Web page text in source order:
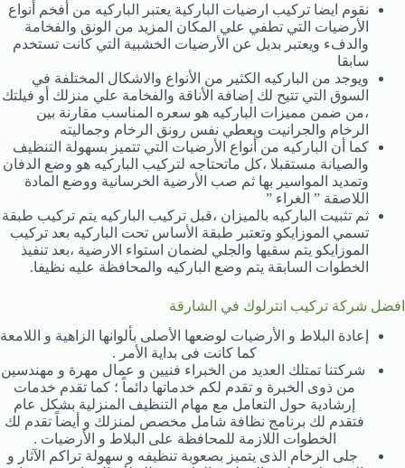
نقوم ايضا تركيب ارضيات الباركية يعتبر الباركيه من أفخم أنواع
الأرضيات التي تطفي علي المكان المزيد من الونق والفخامة
والدفء ويعتبر بديل عن الأرضيات الخشبية التي كانت تستخدم
سابقا
ويوجد من الباركيه الكثير من الأنواع والاشكال المختلفة في
السوق التي تتيح لك إضافة الأناقة والفخامة علي منزلك أو فيلتك
،من ضمن مميزات الباركيه هو سعره المناسب مقارنة بين
الرخام والجرانيت ويعطي نفس رونق الرخام وجماليته
كما أن الباركيه من أنواع الأرضيات التي تتميز بسهولة التنظيف
والصيانة مستقبلا ،كل ماتحتاجه لتركيب الباركيه هو وضع الدفان
وتمديد المواسير بها ثم صب الأرضية الخرسانية ووضع المادة
اللاصقة ” الغراء ”
ثم تثبيت الباركيه بالميزان ،قبل تركيب الباركيه يتم تركيب طبقة
تسمي الموزايكو وتعتبر طبقة الأساس تحت الباركيه بعد تركيب
الموزايكو يتم سقيها والجلي لضمان استواء الارضية ،بعد تنفيذ
الخطوات السابقة يتم وضع الباركيه والمحافظة عليه نظيفا.
افضل شركة تركيب انترلوك في الشارقة
إعادة البلاط و الأرضيات لوضعها الأصلى بألوانها الزاهية و اللامعة
كما كانت فى بداية الأمر .
شركتنا تمتلك العديد من الخبراء فنيين و عمال مهرة و مهندسين
من ذوى الخبرة و تقدم لكم خدماتها دائماً ؛ كما تقدم خدمات
إرشادية حول التعامل مع مهام التنظيف المنزلية بشكل عام
فتقدم لك برنامج نظافة شامل مخصص لمنزلك و أيضاً تقدم لك
الخطوات اللازمة للمحافظة على البلاط و الأرضيات .
جلى الرخام الذى يتميز بصعوبة تنظيفه و سهولة تراكم الآثار و